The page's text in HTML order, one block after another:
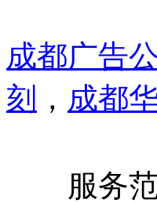
成都广告
刻
， 成都
服务范